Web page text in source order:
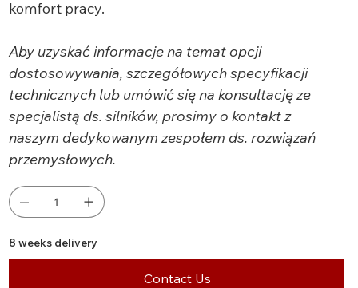
komfort pracy.
Aby uzyskać informacje na temat opcji
dostosowywania, szczegółowych specyfikacji
technicznych lub umówić się na konsultację ze
specjalistą ds. silników, prosimy o kontakt z
naszym dedykowanym zespołem ds. rozwiązań
przemysłowych.
8 weeks delivery
Contact Us